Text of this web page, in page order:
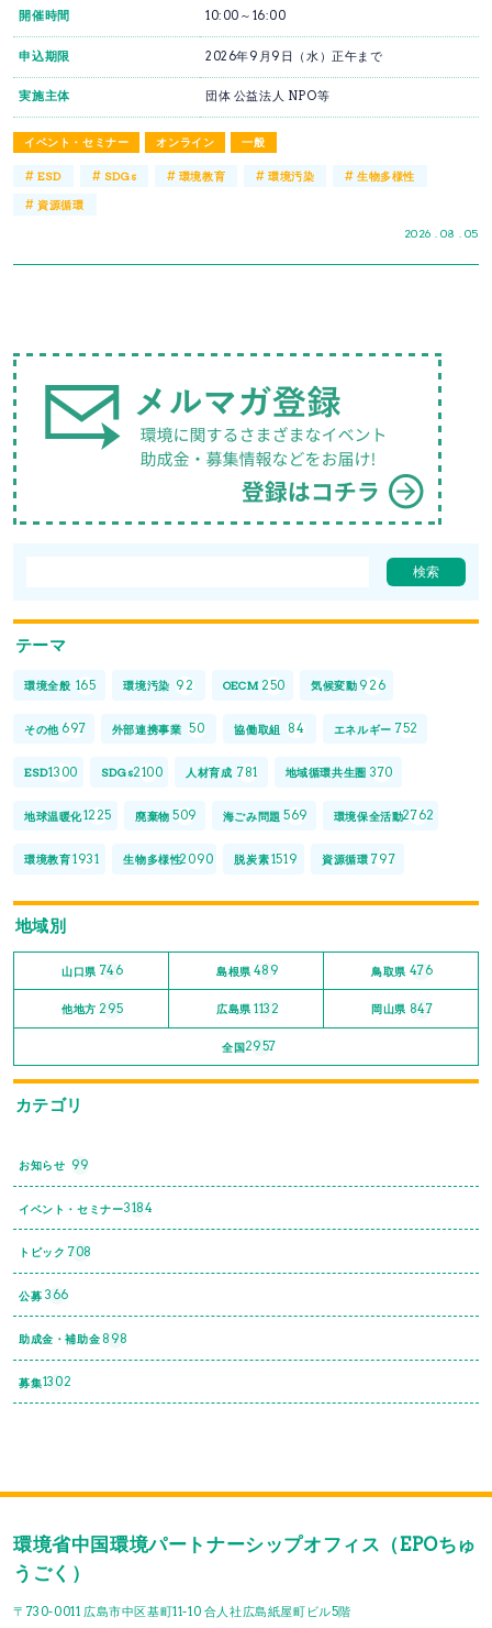
イベント・セミナー オンライン 一般
2026 . 08 . 05
開催時間 10:00～16:00
申込期限 2026年9月9日（水）正午まで
実施主体 団体 公益法人 NPO等
#ESD # SDGs # 環境教育 # 環境汚染 #生物多様性
#資源循環
テーマ
環境全般 165 環境汚染 92 OECM 250 気候変動 926
その他 697 外部連携事業 50 協働取組 84 エネルギー 752
ESD1300 SDGs2100 人材育成 781 地域循環共生圏 370
地球温暖化1225 廃棄物 509 海ごみ問題 569 環境保全活動2762
環境教育1931 生物多様性2090 脱炭素1519 資源循環 797
地域別
山口県 746 島根県 489 鳥取県 476
他地方 295 広島県 1132 岡山県 847
全国2957
カテゴリ
お知らせ 99
イベント・セミナー3184
トピック 708
公募 366
助成金・補助金 898
募集1302
環境省中国環境パートナーシップオフィス（EPOちゅ
うごく）
〒730-0011 広島市中区基町11-10 合人社広島紙屋町ビル5階